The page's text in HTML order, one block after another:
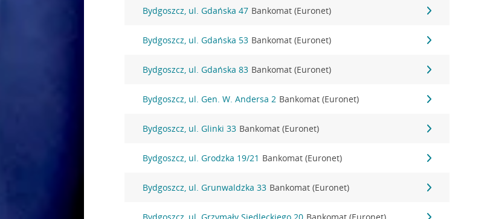
Bydgoszcz, ul. Gdańska 47 Bankomat (Euronet)
Bydgoszcz, ul. Gdańska 53 Bankomat (Euronet)
Bydgoszcz, ul. Gdańska 83 Bankomat (Euronet)
Bydgoszcz, ul. Gen. W. Andersa 2 Bankomat (Euronet)
Bydgoszcz, ul. Glinki 33 Bankomat (Euronet)
Bydgoszcz, ul. Grodzka 19/21 Bankomat (Euronet)
Bydgoszcz, ul. Grunwaldzka 33 Bankomat (Euronet)